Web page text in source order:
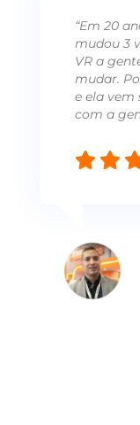
“Em 20
mudou 3
VR a
mudar.
e ela
com a